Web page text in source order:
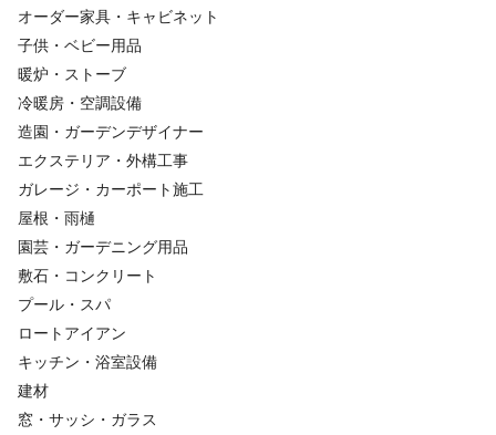
オーダー家具・キャビネット
子供・ベビー用品
暖炉・ストーブ
冷暖房・空調設備
造園・ガーデンデザイナー
エクステリア・外構工事
ガレージ・カーポート施工
屋根・雨樋
園芸・ガーデニング用品
敷石・コンクリート
プール・スパ
ロートアイアン
キッチン・浴室設備
建材
窓・サッシ・ガラス